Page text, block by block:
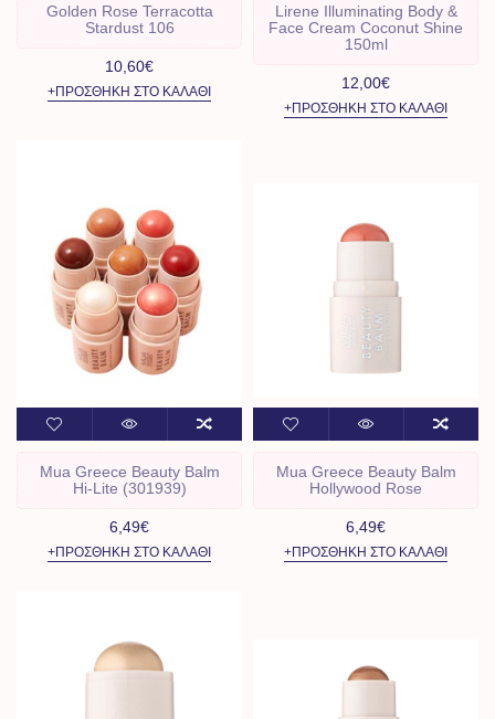
Golden Rose Terracotta
Stardust 106
10,60€
+ΠΡΟΣΘΉΚΗ ΣΤΟ ΚΑΛΆΘΙ
Lirene Illuminating Body &
Face Cream Coconut Shine
150ml
12,00€
+ΠΡΟΣΘΉΚΗ ΣΤΟ ΚΑΛΆΘΙ
Mua Greece Beauty Balm
Hi-Lite (301939)
6,49€
+ΠΡΟΣΘΉΚΗ ΣΤΟ ΚΑΛΆΘΙ
Mua Greece Beauty Balm
Hollywood Rose
6,49€
+ΠΡΟΣΘΉΚΗ ΣΤΟ ΚΑΛΆΘΙ